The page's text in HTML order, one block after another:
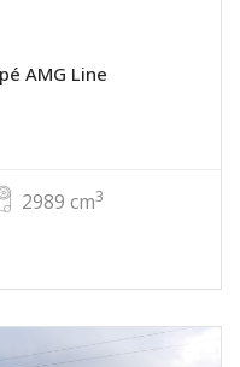
AMG Line
2989 cm3